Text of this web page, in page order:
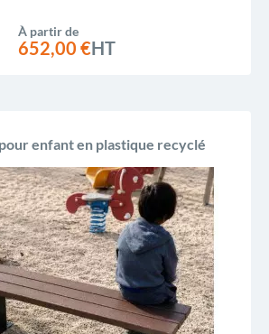
À partir de
652,00 €HT
enfant en plastique recyclé